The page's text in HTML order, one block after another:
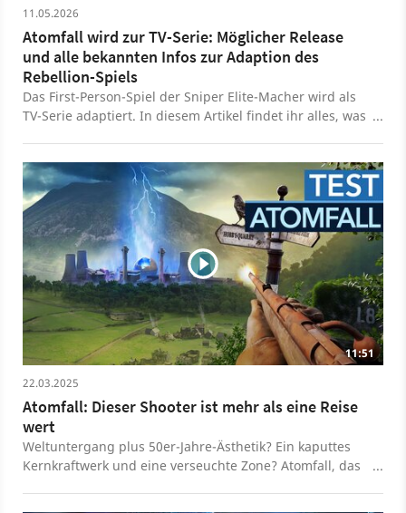
11.05.2026
Atomfall wird zur TV-Serie: Möglicher Release
und alle bekannten Infos zur Adaption des
Rebellion-Spiels
Das First-Person-Spiel der Sniper Elite-Macher wird als
TV-Serie adaptiert. In diesem Artikel findet ihr alles, was
11:51
22.03.2025
Atomfall: Dieser Shooter ist mehr als eine Reise
wert
Weltuntergang plus 50er-Jahre-Ästhetik? Ein kaputtes
Kernkraftwerk und eine verseuchte Zone? Atomfall, das